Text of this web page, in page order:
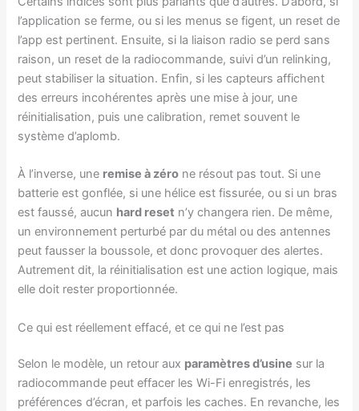
l’application se ferme, ou si les menus se figent, un reset de
l’app est pertinent. Ensuite, si la liaison radio se perd sans
raison, un reset de la radiocommande, suivi d’un relinking,
peut stabiliser la situation. Enfin, si les capteurs affichent
des erreurs incohérentes après une mise à jour, une
réinitialisation, puis une calibration, remet souvent le
système d’aplomb.
À l’inverse, une remise à zéro ne résout pas tout. Si une
batterie est gonflée, si une hélice est fissurée, ou si un bras
est faussé, aucun hard reset n’y changera rien. De même,
un environnement perturbé par du métal ou des antennes
peut fausser la boussole, et donc provoquer des alertes.
Autrement dit, la réinitialisation est une action logique, mais
elle doit rester proportionnée.
Ce qui est réellement effacé, et ce qui ne l’est pas
Selon le modèle, un retour aux paramètres d’usine sur la
radiocommande peut effacer les Wi-Fi enregistrés, les
préférences d’écran, et parfois les caches. En revanche, les